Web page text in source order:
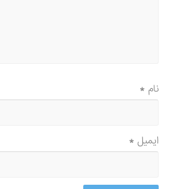
نام*
ایمیل*